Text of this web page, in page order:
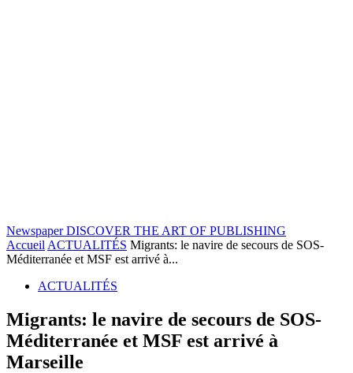
Newspaper DISCOVER THE ART OF PUBLISHING
Accueil ACTUALITÉS Migrants: le navire de secours de SOS-
Méditerranée et MSF est arrivé à...
ACTUALITÉS
Migrants: le navire de secours de SOS-
Méditerranée et MSF est arrivé à
Marseille